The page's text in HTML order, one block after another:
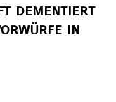
dementiert
in